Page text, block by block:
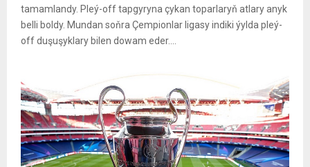
tamamlandy. Pleý-off tapgyryna çykan toparlaryň atlary anyk
belli boldy. Mundan soňra Çempionlar ligasy indiki ýylda pleý-
off duşuşyklary bilen dowam eder....